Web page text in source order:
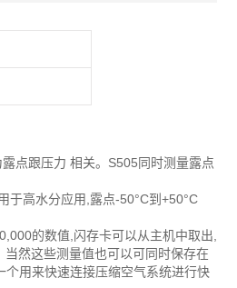
点跟压力 相关。S505同时测量露点
于高水分应用,露点-50°C到+50°C
的数值,闪存卡可以从主机中取出,
然这些测量值也可以可同时保存在
用来快速连接压缩空气系统进行快